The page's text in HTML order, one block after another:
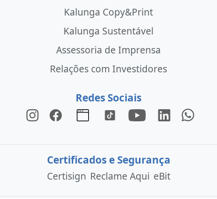
Kalunga Copy&Print
Kalunga Sustentável
Assessoria de Imprensa
Relações com Investidores
Redes Sociais
Certificados e Segurança
Certisign Reclame Aqui eBit